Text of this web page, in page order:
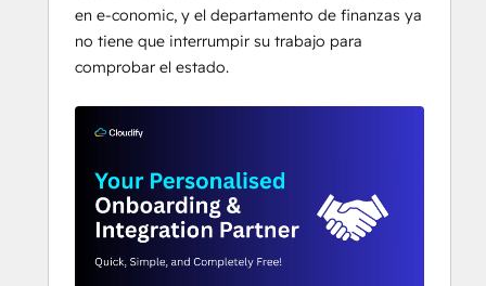
en e-conomic, y el departamento de finanzas ya
no tiene que interrumpir su trabajo para
comprobar el estado.